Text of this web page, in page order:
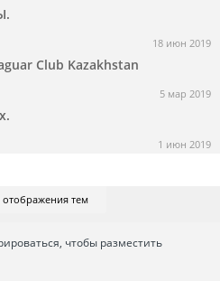
18 июн 2019
Сlub Kazakhstan
5 мар 2019
1 июн 2019
отображения тем
чтобы разместить